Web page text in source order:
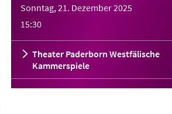
Sonntag, 21. Dezember 2025
15:30
Theater Paderborn Westfälische
Kammerspiele